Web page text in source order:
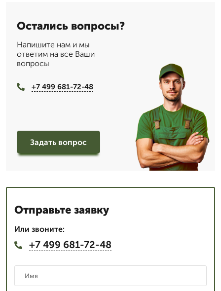
Остались вопросы?
Напишите нам и мы
ответим на все Ваши
вопросы
+7 499 681-72-48
Задать вопрос
Отправьте заявку
Или звоните:
+7 499 681-72-48